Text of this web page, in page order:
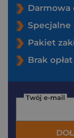
Darmowa
Pakiet
Brak
Twój e-mail